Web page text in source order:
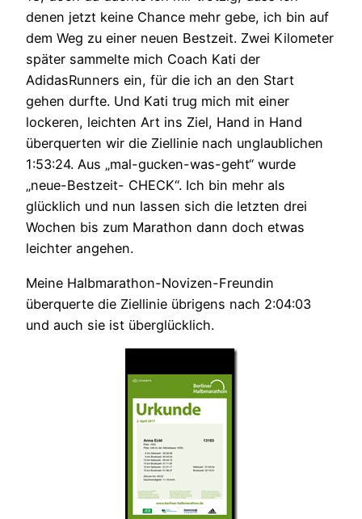
denen jetzt keine Chance mehr gebe, ich bin auf
dem Weg zu einer neuen Bestzeit. Zwei Kilometer
später sammelte mich Coach Kati der
AdidasRunners ein, für die ich an den Start
gehen durfte. Und Kati trug mich mit einer
lockeren, leichten Art ins Ziel, Hand in Hand
überquerten wir die Ziellinie nach unglaublichen
1:53:24. Aus „mal-gucken-was-geht“ wurde
„neue-Bestzeit- CHECK“. Ich bin mehr als
glücklich und nun lassen sich die letzten drei
Wochen bis zum Marathon dann doch etwas
leichter angehen.
Meine Halbmarathon-Novizen-Freundin
überquerte die Ziellinie übrigens nach 2:04:03
und auch sie ist überglücklich.